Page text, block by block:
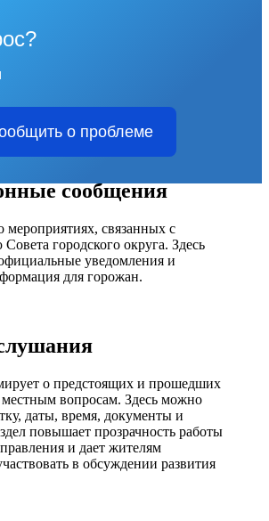
о проблеме
сообщения
мероприятиях, связанных с
Совета городского округа. Здесь
уведомления и
для горожан.
о предстоящих и прошедших
вопросам. Здесь можно
даты, время, документы и
повышает прозрачность работы
и дает жителям
в обсуждении развития